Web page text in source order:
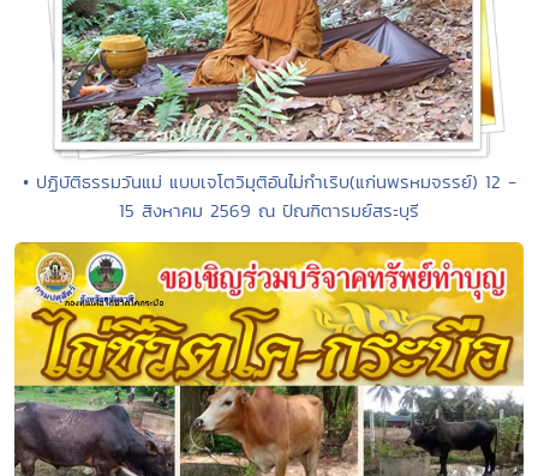
• ปฏิบัติธรรมวันแม่ แบบเจโตวิมุติอันไม่กำเริบ(แก่นพรหมจรรย์) 12 -
15 สิงหาคม 2569 ณ ปัณฑิตารมย์สระบุรี